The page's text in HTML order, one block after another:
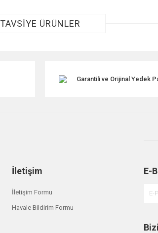
TAVSİYE ÜRÜNLER
Garantili ve Orijinal Yedek
İletişim
İletişim Formu
Havale Bildirim Formu
E-